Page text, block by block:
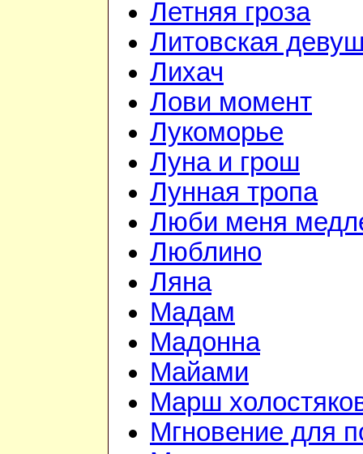
Летняя гроза
Литовская
Лихач
Лови момент
Лукоморье
Луна и грош
Лунная тропа
Люби меня
Люблино
Ляна
Мадам
Мадонна
Майами
Марш
Мгновение для